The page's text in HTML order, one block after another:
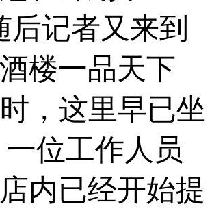
记者又来到
楼一品天下
，这里早已坐
位工作人员
内已经开始提